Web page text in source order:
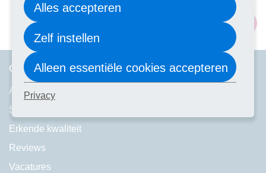
Over Laudius
A-Z alle cursussen
Studievoorwaarden
Erkende kwaliteit
Reviews
Vacatures
Alles accepteren
Zelf instellen
Alleen essentiële cookies accepteren
Privacy